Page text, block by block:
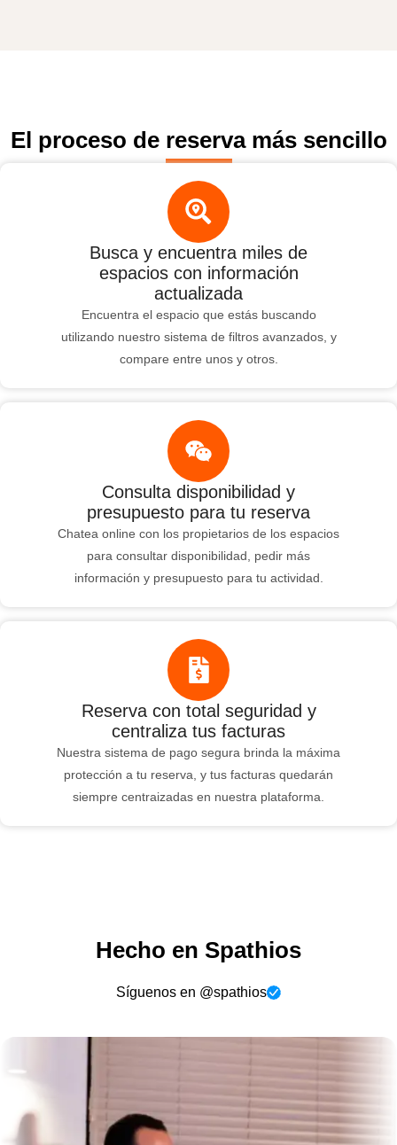
El proceso de reserva más sencillo
Busca y encuentra miles de
espacios con información
actualizada
Encuentra el espacio que estás buscando
utilizando nuestro sistema de filtros avanzados, y
compare entre unos y otros.
Consulta disponibilidad y
presupuesto para tu reserva
Chatea online con los propietarios de los espacios
para consultar disponibilidad, pedir más
información y presupuesto para tu actividad.
Reserva con total seguridad y
centraliza tus facturas
Nuestra sistema de pago segura brinda la máxima
protección a tu reserva, y tus facturas quedarán
siempre centraizadas en nuestra plataforma.
Hecho en Spathios
Síguenos en @spathios